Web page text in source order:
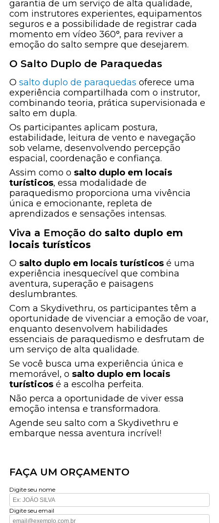
garantia de um serviço de alta qualidade,
com instrutores experientes, equipamentos
seguros e a possibilidade de registrar cada
momento em vídeo 360°, para reviver a
emoção do salto sempre que desejarem.
O Salto Duplo de Paraquedas
Osalto duplo de paraquedas oferece uma
experiência compartilhada com o instrutor,
combinando teoria, prática supervisionada e
salto em dupla.
Os participantes aplicam postura,
estabilidade, leitura de vento e navegação
sob velame, desenvolvendo percepção
espacial, coordenação e confiança.
Assim como o salto duplo em locais
turísticos, essa modalidade de
paraquedismo proporciona uma vivência
única e emocionante, repleta de
aprendizados e sensações intensas.
Viva a Emoção do salto duplo em
locais turísticos
O salto duplo em locais turísticos é uma
experiência inesquecível que combina
aventura, superação e paisagens
deslumbrantes.
Com a Skydivethru, os participantes têm a
oportunidade de vivenciar a emoção de voar,
enquanto desenvolvem habilidades
essenciais de paraquedismo e desfrutam de
um serviço de alta qualidade.
Se você busca uma experiência única e
memorável, o salto duplo em locais
turísticos é a escolha perfeita.
Não perca a oportunidade de viver essa
emoção intensa e transformadora.
Agende seu salto com a Skydivethru e
embarque nessa aventura incrível!
FAÇA UM ORÇAMENTO
Digite seu nome
Digite seu email